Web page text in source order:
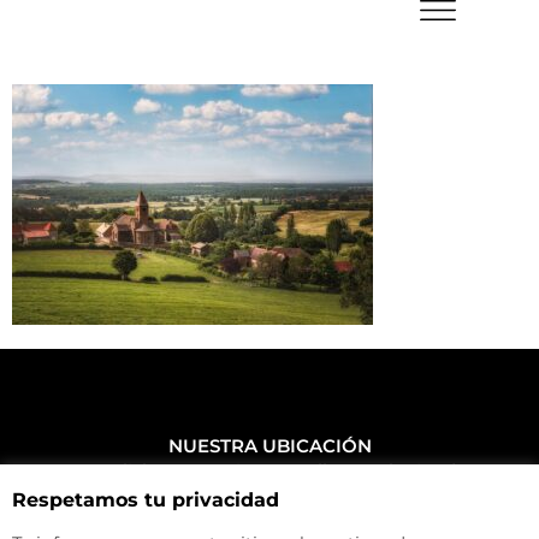
NUESTRA UBICACIÓN
Haz click aquí y mira como llegar a la tienda
CONTACTA CON NOSOTROS
+34 972 500 449
Respetamos tu privacidad